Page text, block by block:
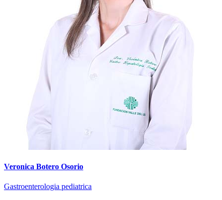
Veronica Botero Osorio
Gastroenterologia pediatrica